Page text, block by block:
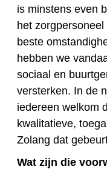
is minstens even
het
beste
hebben we
sociaal en
versterken. In de
iedereen welkom
kwalitatieve,
Zolang dat
Wat zijn die